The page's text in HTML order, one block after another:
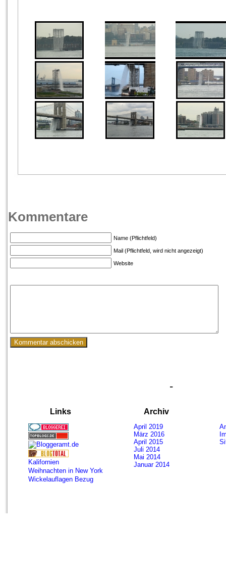
Kommentare
Name (Pflichtfeld)
Mail (Pflichtfeld, wird nicht angezeigt)
Website
-
Links
Kalifornien
Weihnachten in New York
Wickelauflagen Bezug
Archiv
April 2019
März 2016
April 2015
Juli 2014
Mai 2014
Januar 2014